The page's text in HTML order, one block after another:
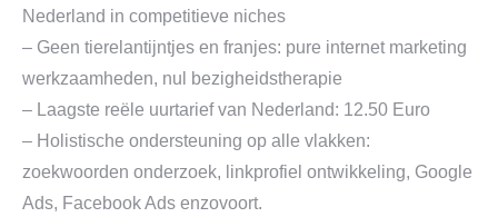
Nederland in competitieve niches
– Geen tierelantijntjes en franjes: pure internet marketing
werkzaamheden, nul bezigheidstherapie
– Laagste reële uurtarief van Nederland: 12.50 Euro
– Holistische ondersteuning op alle vlakken:
zoekwoorden onderzoek, linkprofiel ontwikkeling, Google
Ads, Facebook Ads enzovoort.